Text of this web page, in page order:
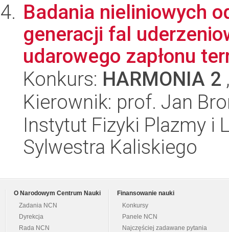
Badania nieliniowych
generacji fal
udarowego zapłonu
Konkurs: HARMONIA 2
Kierownik: prof. Jan
Instytut Fizyki Plazmy i
Sylwestra Kaliskiego
O Narodowym Centrum Nauki
Zadania NCN
Dyrekcja
Rada NCN
Finansowanie nauki
Konkursy
Panele NCN
Najczęściej zadawane pytania